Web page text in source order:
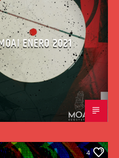
ENERO 2021
4